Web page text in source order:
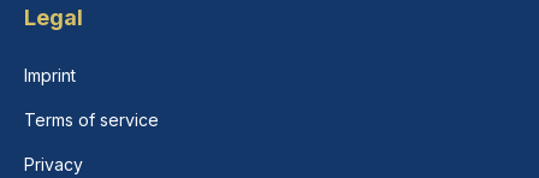
Legal
Imprint
Terms of service
Privacy